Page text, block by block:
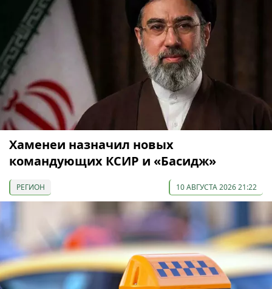
Хаменеи назначил новых
командующих КСИР и «Басидж»
РЕГИОН 10 АВГУСТА 2026 21:22